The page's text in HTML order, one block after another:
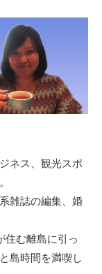
ネス、観光スポ
雑誌の編集、婚
住む離島に引っ
島時間を満喫し